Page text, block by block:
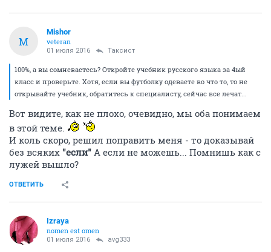
M
Mishor
veteran
01 июля 2016 Таксист
100%, а вы сомневаетесь? Откройте учебник русского языка за 4ый
класс и проверьте. Хотя, если вы футболку одеваете во что то, то не
открывайте учебник, обратитесь к специалисту, сейчас все лечат...
Вот видите, как не плохо, очевидно, мы оба понимаем
в этой теме.
И коль скоро, решил поправить меня - то доказывай
без всяких "если" А если не можешь... Помнишь как с
лужей вышло?
ОТВЕТИТЬ
Izraya
nomen est omen
01 июля 2016 avg333